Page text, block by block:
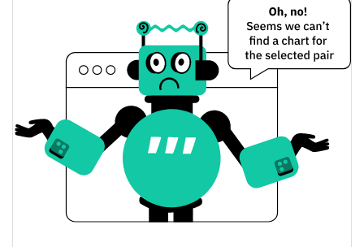
$0.023844464
Abertura / Fecho de
$0.023816669 /
$0.023844464
A mudança de ontem
Volume de ontem $4,004.7539
Histórico do preço do X Money